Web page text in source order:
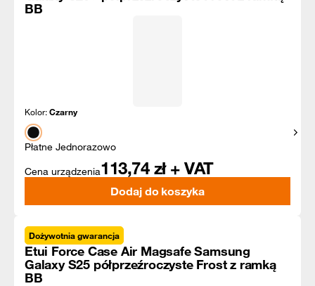
BB
Kolor:Czarny
Płatne Jednorazowo
Cena urządzenia113,74 zł + VAT
Dodaj do koszyka
Dożywotnia gwarancja
Etui Force Case Air Magsafe Samsung
Galaxy S25 półprzeźroczyste Frost z ramką
BB